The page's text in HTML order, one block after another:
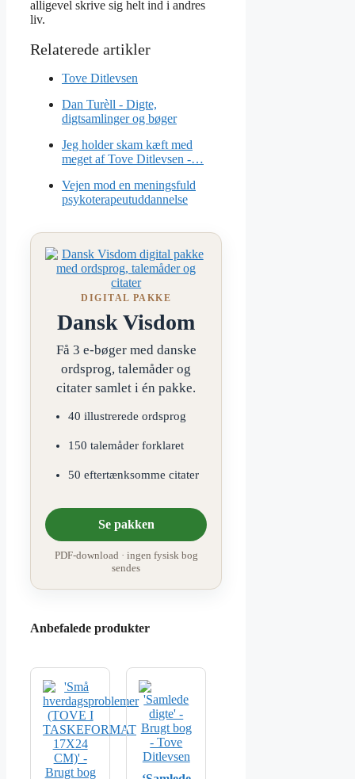
alligevel skrive sig helt ind i andres
liv.
Tove Ditlevsen
Dan Turèll - Digte,
digtsamlinger og bøger
Jeg holder skam kæft med
meget af Tove Ditlevsen -…
Vejen mod en meningsfuld
psykoterapeutuddannelse
DIGITAL PAKKE
Dansk Visdom
Få 3 e-bøger med danske
ordsprog, talemåder og
citater samlet i én pakke.
40 illustrerede ordsprog
150 talemåder forklaret
50 eftertænksomme citater
Se pakken
PDF-download · ingen fysisk bog
sendes
Anbefalede produkter